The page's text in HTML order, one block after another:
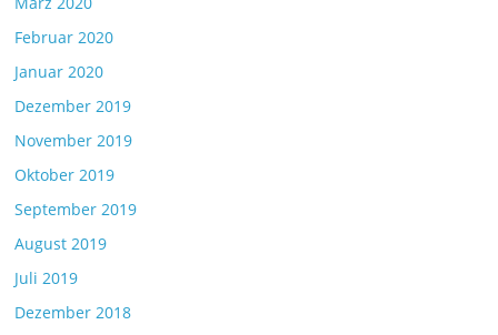
Februar 2020
Januar 2020
Dezember 2019
November 2019
Oktober 2019
September 2019
August 2019
Juli 2019
Dezember 2018